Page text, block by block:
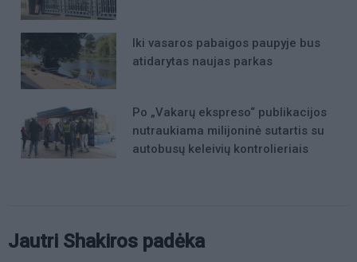
Iki vasaros pabaigos paupyje bus
atidarytas naujas parkas
Po „Vakarų ekspreso“ publikacijos
nutraukiama milijoninė sutartis su
autobusų keleivių kontrolieriais
Jautri Shakiros padėka